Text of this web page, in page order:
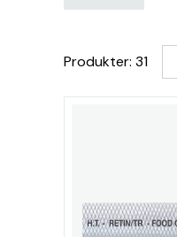
Produkter: 31